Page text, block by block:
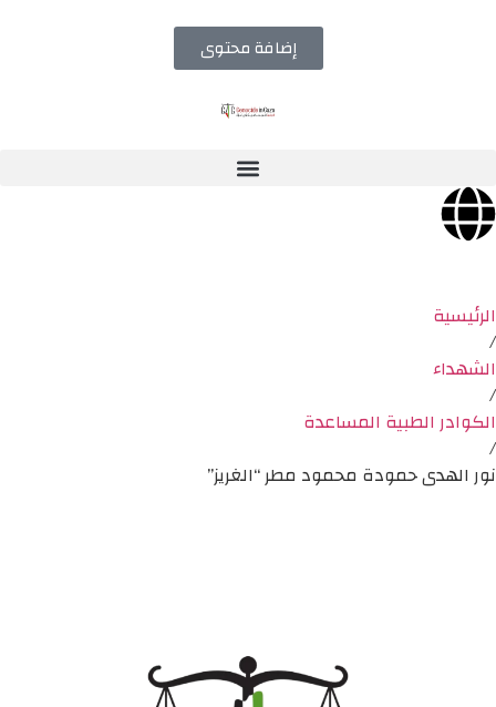
إضافة محتوى
الرئيسية
/
الشهداء
/
الكوادر الطبية المساعدة
/
نور الهدى حمودة محمود مطر “الغريز”